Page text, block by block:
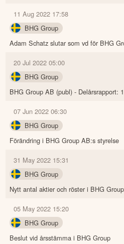
11 Aug 2022 17:58
BHG Group
Adam Schatz slutar som vd för BHG
20 Jul 2022 05:00
BHG Group
BHG Group AB (publ) - Delårsrapport:
07 Jun 2022 06:30
BHG Group
Förändring i BHG Group AB:s styrelse
31 May 2022 15:31
BHG Group
Nytt antal aktier och röster i BHG Group
05 May 2022 15:20
BHG Group
Beslut vid årsstämma i BHG Group